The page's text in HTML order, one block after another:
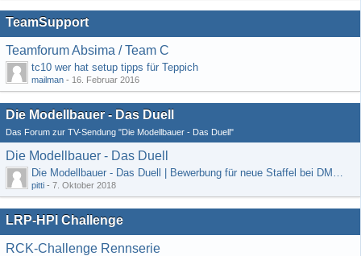
TeamSupport
Teamforum Absima / Team C
tc10 wer hat setup tipps für Teppich
mailman - 16. Februar 2016
Die Modellbauer - Das Duell
Das Forum zur TV-Sendung "Die Modellbauer - Das Duell"
Die Modellbauer - Das Duell
Die Modellbauer - Das Duell | Bewerbung für neue Staffel bei DMAX *Werbung*
pitti - 7. Oktober 2018
LRP-HPI Challenge
RCK-Challenge Rennserie